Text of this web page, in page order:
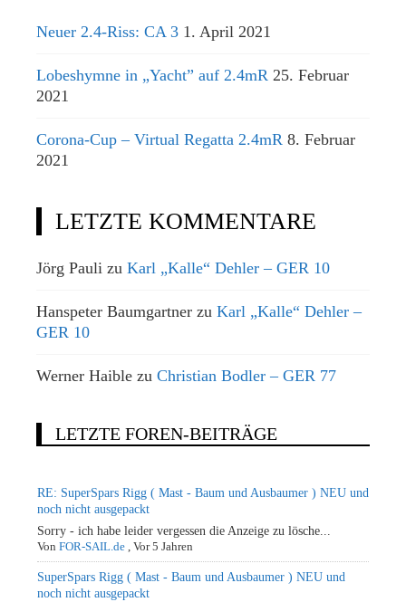
Neuer 2.4-Riss: CA 3 1. April 2021
Lobeshymne in „Yacht” auf 2.4mR 25. Februar
2021
Corona-Cup – Virtual Regatta 2.4mR 8. Februar
2021
LETZTE KOMMENTARE
Jörg Pauli zu Karl „Kalle“ Dehler – GER 10
Hanspeter Baumgartner zu Karl „Kalle“ Dehler –
GER 10
Werner Haible zu Christian Bodler – GER 77
LETZTE FOREN-BEITRÄGE
RE: SuperSpars Rigg ( Mast - Baum und Ausbaumer ) NEU und
noch nicht ausgepackt
Sorry - ich habe leider vergessen die Anzeige zu lösche...
Von FOR-SAIL.de , Vor 5 Jahren
SuperSpars Rigg ( Mast - Baum und Ausbaumer ) NEU und
noch nicht ausgepackt